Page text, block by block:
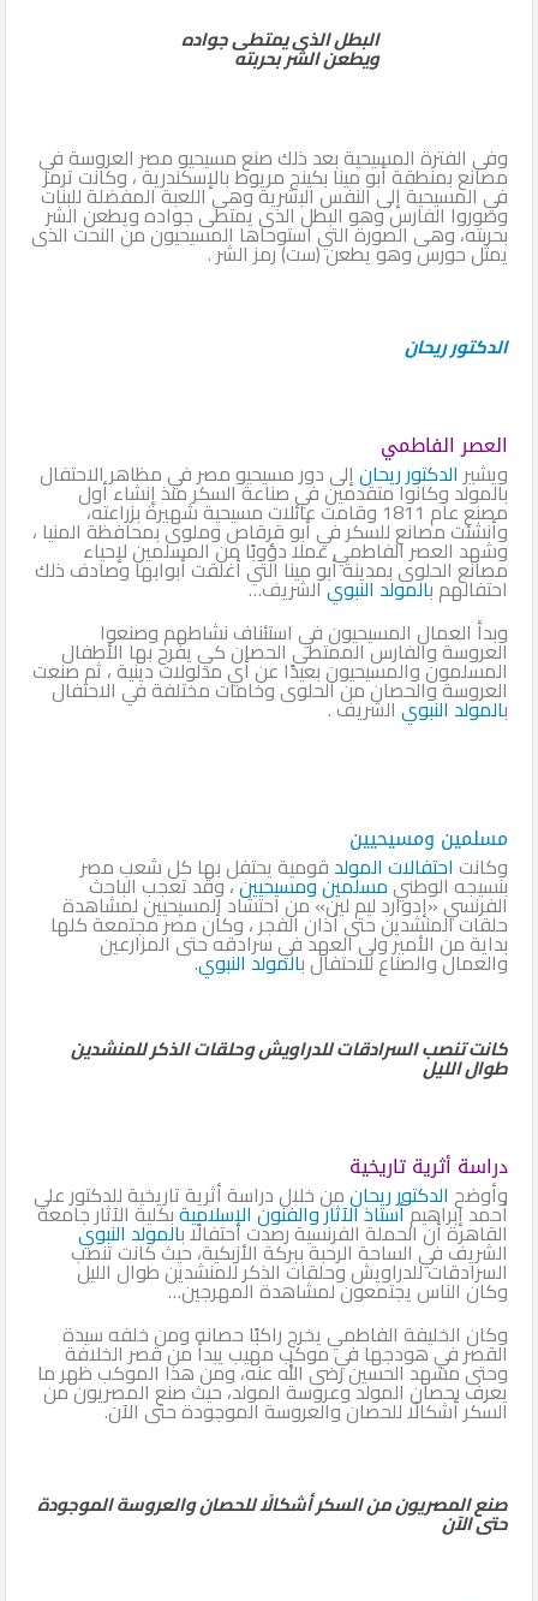
البطل الذى يمتطى جواده
ويطعن الشر بحربته
وفى الفترة المسيحية بعد ذلك صنع مسيحيو مصر العروسة في
مصانع بمنطقة أبو مينا بكينج مريوط بالإسكندرية ، وكانت ترمز
في المسيحية إلى النفس البشرية وهى اللعبة المفضلة للبنات
وصوروا الفارس وهو البطل الذى يمتطى جواده ويطعن الشر
بحربته، وهى الصورة التي استوحاها المسيحيون من النحت الذى
يمثل حورس وهو يطعن (ست) رمز الشر .
الدكتور ريحان
العصر الفاطمي
ويشير الدكتور ريحانإلى دور مسيحيو مصر في مظاهر الاحتفال
بالمولد وكانوا متقدمين في صناعة السكر منذ إنشاء أول
مصنع عام 1811 وقامت عائلات مسيحية شهيرة بزراعته،
وأنشئت مصانع للسكر في أبو قرقاص وملوى بمحافظة المنيا ،
وشهد العصر الفاطمي عملا دؤوبًا من المسلمين لإحياء
مصانع الحلوى بمدينة أبو مينا التي أغلقت أبوابها وصادف ذلك
احتفالهم بالمولد النبويالشريف…
وبدأ العمال المسيحيون في استئناف نشاطهم وصنعوا
العروسة والفارس الممتطى الحصان كي يفرح بها الأطفال
المسلمون والمسيحيون بعيدًا عن أي مدلولات دينية ، ثم صنعت
العروسة والحصان من الحلوى وخامات مختلفة في الاحتفال
بالمولد النبويالشريف .
مسلمين ومسيحيين
وكانت احتفالات المولد قومية يحتفل بها كل شعب مصر
بنسيجه الوطنيمسلمين ومسيحيين، وقد تعجب الباحث
الفرنسي «إدوارد ليم لين» من احتشاد المسيحيين لمشاهدة
حلقات المنشدين حتى أذان الفجر ، وكأن مصر مجتمعة كلها
بداية من الأمير ولى العهد في سرادقه حتى المزارعين
والعمال والصناع للاحتفال بالمولد النبوي.
كانت تنصب السرادقات للدراويش وحلقات الذكر للمنشدين
طوال الليل
دراسة أثرية تاريخية
وأوضح الدكتور ريحانمن خلال دراسة أثرية تاريخية للدكتور على
أحمد إبراهيمأستاذ الآثار والفنون الإسلاميةبكلية الآثار جامعة
القاهرة أن الحملة الفرنسية رصدت احتفالًا بالمولد النبوي
الشريف في الساحة الرحبة ببركة الأزبكية، حيث كانت تنصب
السرادقات للدراويش وحلقات الذكر للمنشدين طوال الليل
وكان الناس يجتمعون لمشاهدة المهرجين…
وكان الخليفة الفاطمي يخرج راكبًا حصانه ومن خلفه سيدة
القصر في هودجها في موكب مهيب يبدأ من قصر الخلافة
وحتى مشهد الحسين رضى الله عنه، ومن هذا الموكب ظهر ما
يعرف بحصان المولد وعروسة المولد، حيث صنع المصريون من
السكر أشكالًا للحصان والعروسة الموجودة حتى الآن.
صنع المصريون من السكر أشكالًا للحصان والعروسة الموجودة
حتى الآن